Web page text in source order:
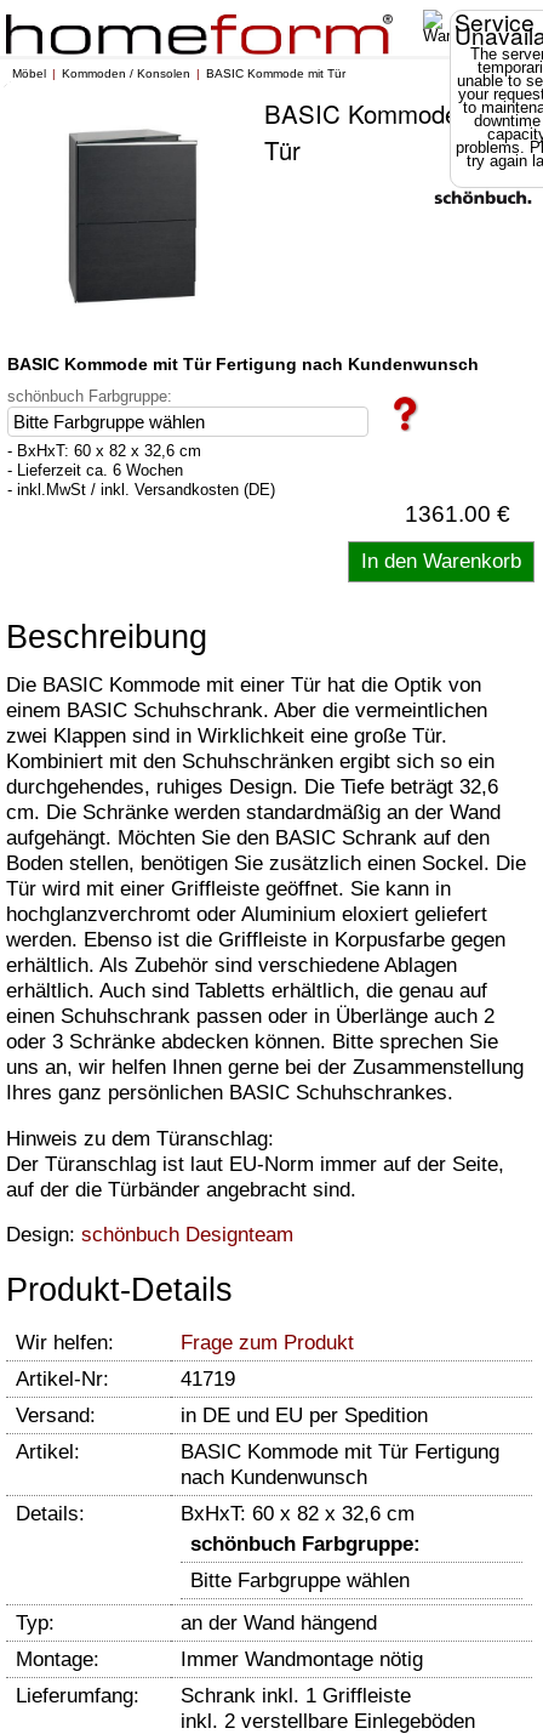
Service
The
unable to
your
to
problems.
try again
Möbel Kommoden / Konsolen BASIC Kommode mit Tür
BASIC Kommode mit
Tür
BASIC Kommode mit Tür Fertigung nach Kundenwunsch
schönbuch Farbgruppe:
- BxHxT: 60 x 82 x 32,6 cm
- Lieferzeit ca. 6 Wochen
- inkl.MwSt / inkl. Versandkosten (DE)
1361.00 €
Beschreibung
Die BASIC Kommode mit einer Tür hat die Optik von
einem BASIC Schuhschrank. Aber die vermeintlichen
zwei Klappen sind in Wirklichkeit eine große Tür.
Kombiniert mit den Schuhschränken ergibt sich so ein
durchgehendes, ruhiges Design. Die Tiefe beträgt 32,6
cm. Die Schränke werden standardmäßig an der Wand
aufgehängt. Möchten Sie den BASIC Schrank auf den
Boden stellen, benötigen Sie zusätzlich einen Sockel. Die
Tür wird mit einer Griffleiste geöffnet. Sie kann in
hochglanzverchromt oder Aluminium eloxiert geliefert
werden. Ebenso ist die Griffleiste in Korpusfarbe gegen
erhältlich. Als Zubehör sind verschiedene Ablagen
erhältlich. Auch sind Tabletts erhältlich, die genau auf
einen Schuhschrank passen oder in Überlänge auch 2
oder 3 Schränke abdecken können. Bitte sprechen Sie
uns an, wir helfen Ihnen gerne bei der Zusammenstellung
Ihres ganz persönlichen BASIC Schuhschrankes.
Hinweis zu dem Türanschlag:
Der Türanschlag ist laut EU-Norm immer auf der Seite,
auf der die Türbänder angebracht sind.
Design: schönbuch Designteam
Produkt-Details
Wir helfen:
Frage zum Produkt
Artikel-Nr:
41719
Versand:
in DE und EU per Spedition
Artikel:
BASIC Kommode mit Tür Fertigung
nach Kundenwunsch
Details:
BxHxT: 60 x 82 x 32,6 cm
schönbuch Farbgruppe:
Bitte Farbgruppe wählen
Typ:
an der Wand hängend
Montage:
Immer Wandmontage nötig
Lieferumfang:
Schrank inkl. 1 Griffleiste
inkl. 2 verstellbare Einlegeböden